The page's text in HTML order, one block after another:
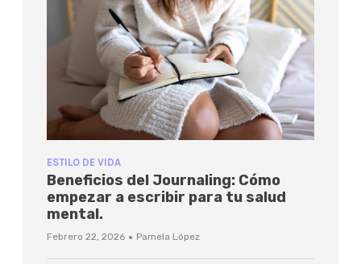
ESTILO DE VIDA
Beneficios del Journaling: Cómo
empezar a escribir para tu salud
mental.
Febrero 22, 2026 · Pamela López